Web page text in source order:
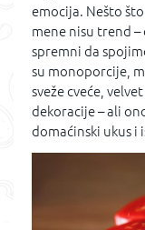
emocija. Nešto
mene nisu trend –
spremni da
su monoporcije,
sveže cveće,
dekoracije – ali
domaćinski ukus i